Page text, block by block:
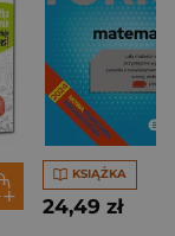
KSIĄŻKA
24,49 zł